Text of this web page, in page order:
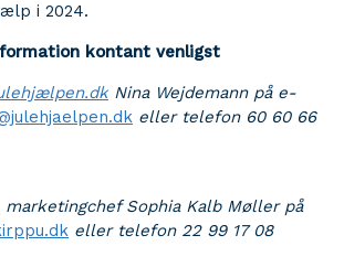
i 2024.
kontant venligst
Nina Wejdemann på e-
eller telefon 60 60 66
marketingchef Sophia Kalb Møller på
eller telefon 22 99 17 08